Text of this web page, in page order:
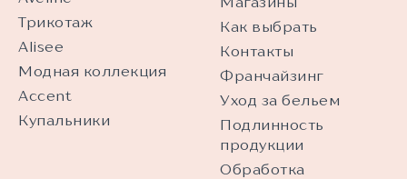
Трикотаж
Alisee
Модная коллекция
Accent
Купальники
Как выбрать
Контакты
Франчайзинг
Уход за бельем
Подлинность
продукции
Обработка